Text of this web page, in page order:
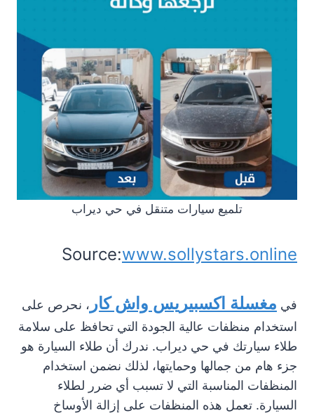
تلميع سيارات متنقل في حي ديراب
Source:www.sollystars.online
في مغسلة اكسبيريس واش كار ، نحرص على
استخدام منظفات عالية الجودة التي تحافظ على سلامة
طلاء سيارتك في حي ديراب. ندرك أن طلاء السيارة هو
جزء هام من جمالها وحمايتها، لذلك نضمن استخدام
المنظفات المناسبة التي لا تسبب أي ضرر لطلاء
السيارة. تعمل هذه المنظفات على إزالة الأوساخ